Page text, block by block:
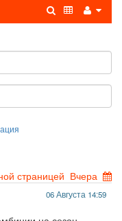
страницей Вчера
06 Августа 14:59